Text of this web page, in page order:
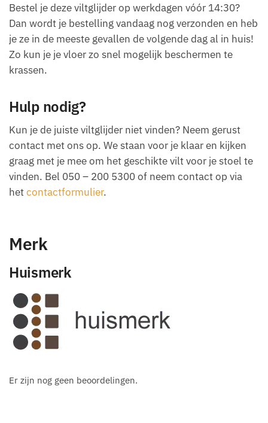
Bestel je deze viltglijder op werkdagen vóór 14:30?
Dan wordt je bestelling vandaag nog verzonden en heb
je ze in de meeste gevallen de volgende dag al in huis!
Zo kun je je vloer zo snel mogelijk beschermen te
krassen.
Hulp nodig?
Kun je de juiste viltglijder niet vinden? Neem gerust
contact met ons op. We staan voor je klaar en kijken
graag met je mee om het geschikte vilt voor je stoel te
vinden. Bel 050 – 200 5300 of neem contact op via
hetcontactformulier.
Merk
Huismerk
Er zijn nog geen beoordelingen.